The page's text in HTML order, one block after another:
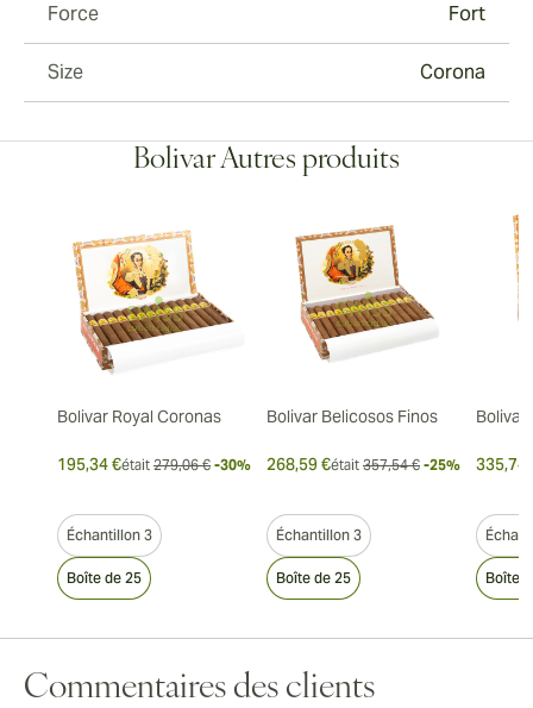
Force Fort
Size Corona
Bolivar Autres produits
Bolivar Royal Coronas
195,34 €était 279,06 € -30%
Échantillon 3
Boîte de 25
Bolivar Belicosos Finos
268,59 €était 357,54 € -25%
Échantillon 3
Boîte de 25
Bolivar
335,74
Boîte
Commentaires des clients